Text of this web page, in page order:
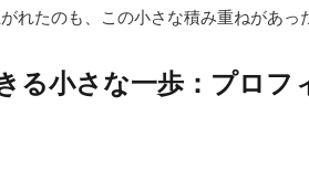
れたのも、この小さな積み重ねがあっ
る小さな一歩：プロフ